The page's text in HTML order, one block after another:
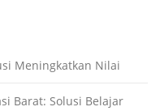
Meningkatkan Nilai
Barat: Solusi Belajar